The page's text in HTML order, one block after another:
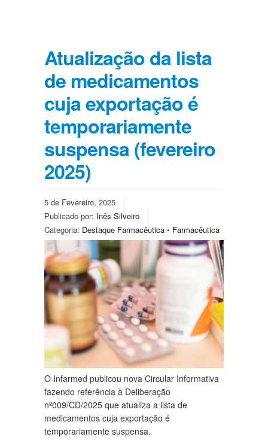
Atualização da lista
de medicamentos
cuja exportação é
temporariamente
suspensa (fevereiro
2025)
5 de Fevereiro, 2025
Publicado por: Inês Silveiro
Categoria: Destaque Farmacêutica • Farmacêutica
O Infarmed publicou nova Circular Informativa
fazendo referência à Deliberação
nº009/CD/2025 que atualiza a lista de
medicamentos cuja exportação é
temporariamente suspensa.